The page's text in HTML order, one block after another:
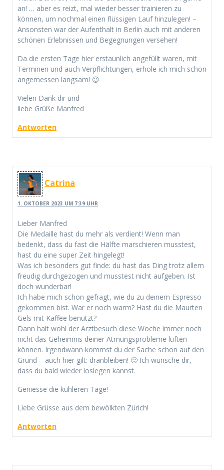
an! … aber es reizt, mal wieder besser trainieren zu
können, um nochmal einen flüssigen Lauf hinzulegen! –
Ansonsten war der Aufenthalt in Berlin auch mit anderen
schönen Erlebnissen und Begegnungen versehen!
Da die ersten Tage hier erstaunlich angefüllt waren, mit
Terminen und auch Verpflichtungen, erhole ich mich schön
angemessen langsam! 😉
Vielen Dank dir und
liebe Grüße Manfred
Antworten
Catrina
1. OKTOBER 2023 UM 7:39 UHR
Lieber Manfred
Die Medaille hast du mehr als verdient! Wenn man
bedenkt, dass du fast die Hälfte marschieren musstest,
hast du eine super Zeit hingelegt!
Was ich besonders gut finde: du hast das Ding trotz allem
freudig durchgezogen und musstest nicht aufgeben. Ist
doch wunderbar!
Ich habe mich schon gefragt, wie du zu deinem Espresso
gekommen bist. War er noch warm? Hast du die Maurten
Gels mit Kaffee benutzt?
Dann halt wohl der Arztbesuch diese Woche immer noch
nicht das Geheimnis deiner Atmungsprobleme lüften
können. Irgendwann kommst du der Sache schon auf den
Grund – auch hier gilt: dranbleiben! 🙂 Ich wünsche dir,
dass du bald wieder loslegen kannst.
Geniesse die kühleren Tage!
Liebe Grüsse aus dem bewölkten Zürich!
Antworten